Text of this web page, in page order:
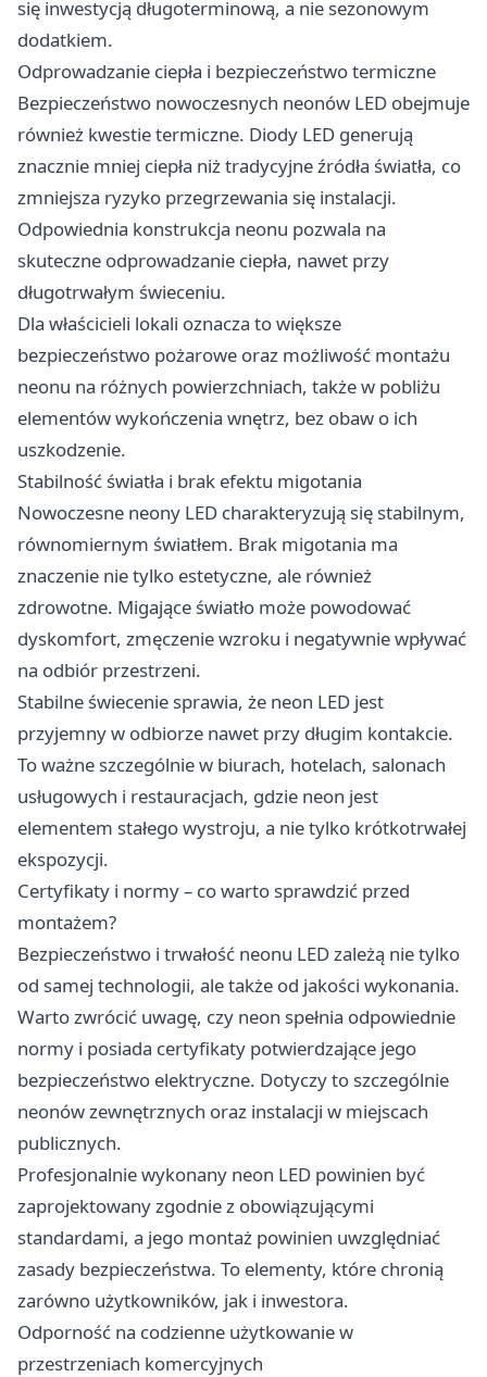
się inwestycją długoterminową, a nie sezonowym
dodatkiem.
Odprowadzanie ciepła i bezpieczeństwo termiczne
Bezpieczeństwo nowoczesnych neonów LED obejmuje
również kwestie termiczne. Diody LED generują
znacznie mniej ciepła niż tradycyjne źródła światła, co
zmniejsza ryzyko przegrzewania się instalacji.
Odpowiednia konstrukcja neonu pozwala na
skuteczne odprowadzanie ciepła, nawet przy
długotrwałym świeceniu.
Dla właścicieli lokali oznacza to większe
bezpieczeństwo pożarowe oraz możliwość montażu
neonu na różnych powierzchniach, także w pobliżu
elementów wykończenia wnętrz, bez obaw o ich
uszkodzenie.
Stabilność światła i brak efektu migotania
Nowoczesne neony LED charakteryzują się stabilnym,
równomiernym światłem. Brak migotania ma
znaczenie nie tylko estetyczne, ale również
zdrowotne. Migające światło może powodować
dyskomfort, zmęczenie wzroku i negatywnie wpływać
na odbiór przestrzeni.
Stabilne świecenie sprawia, że neon LED jest
przyjemny w odbiorze nawet przy długim kontakcie.
To ważne szczególnie w biurach, hotelach, salonach
usługowych i restauracjach, gdzie neon jest
elementem stałego wystroju, a nie tylko krótkotrwałej
ekspozycji.
Certyfikaty i normy – co warto sprawdzić przed
montażem?
Bezpieczeństwo i trwałość neonu LED zależą nie tylko
od samej technologii, ale także od jakości wykonania.
Warto zwrócić uwagę, czy neon spełnia odpowiednie
normy i posiada certyfikaty potwierdzające jego
bezpieczeństwo elektryczne. Dotyczy to szczególnie
neonów zewnętrznych oraz instalacji w miejscach
publicznych.
Profesjonalnie wykonany neon LED powinien być
zaprojektowany zgodnie z obowiązującymi
standardami, a jego montaż powinien uwzględniać
zasady bezpieczeństwa. To elementy, które chronią
zarówno użytkowników, jak i inwestora.
Odporność na codzienne użytkowanie w
przestrzeniach komercyjnych